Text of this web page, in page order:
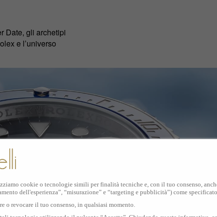
Date, gli archetipi
e l’universo
cookie o tecnologie simili per finalità tecniche e, con il tuo consenso,
dell'esperienza”, “misurazione” e “targeting e pubblicità”) come
o revocare il tuo consenso, in qualsiasi momento.